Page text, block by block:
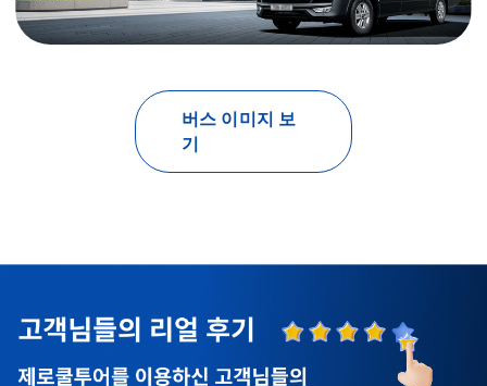
버스 이미지 보
기